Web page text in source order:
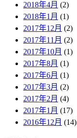
2018年4月 (2)
2018年1月 (1)
2017年12月 (2)
2017年11月 (2)
2017年10月 (1)
2017年8月 (1)
2017年6月 (1)
2017年3月 (2)
2017年2月 (4)
2017年1月 (17)
2016年12月 (14)